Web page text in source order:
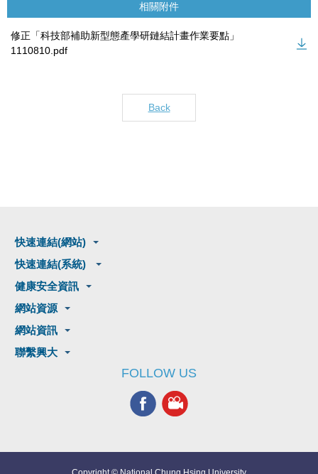
相關附件
修正「科技部補助新型態產學研鏈結計畫作業要點」
1110810.pdf
Back
快速連結(網站)
快速連結(系統)
健康安全資訊
網站資源
網站資訊
聯繫興大
FOLLOW US